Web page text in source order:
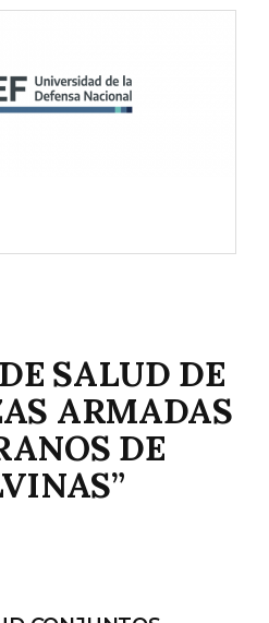
SALUD DE
ARMADAS
DE